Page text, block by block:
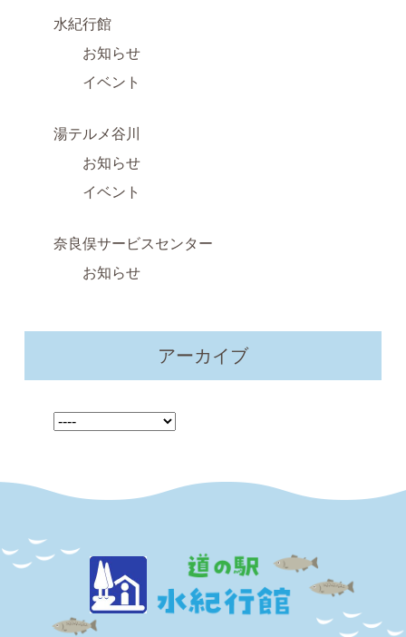
水紀行館
お知らせ
イベント
湯テルメ谷川
お知らせ
イベント
奈良俣サービスセンター
お知らせ
アーカイブ